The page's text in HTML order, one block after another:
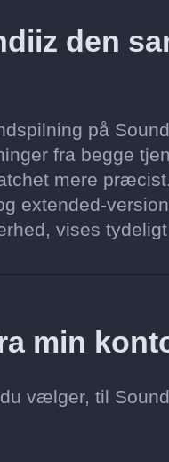
den
på
fra begge
mere
extended-
vises
min
vælger, til